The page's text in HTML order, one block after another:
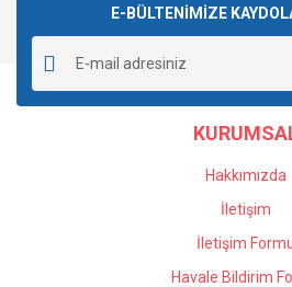
E-BÜLTENİMİZE
Hakkımızda
İletişim
İletişim
Havale Bildirim